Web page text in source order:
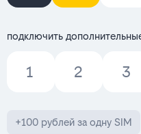
подключить
1 2 3
+100 рублей за одну SIM